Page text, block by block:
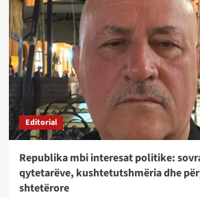
Editorial
Republika mbi interesat politike:
qytetarëve, kushtetutshmëria dhe
shtetërore